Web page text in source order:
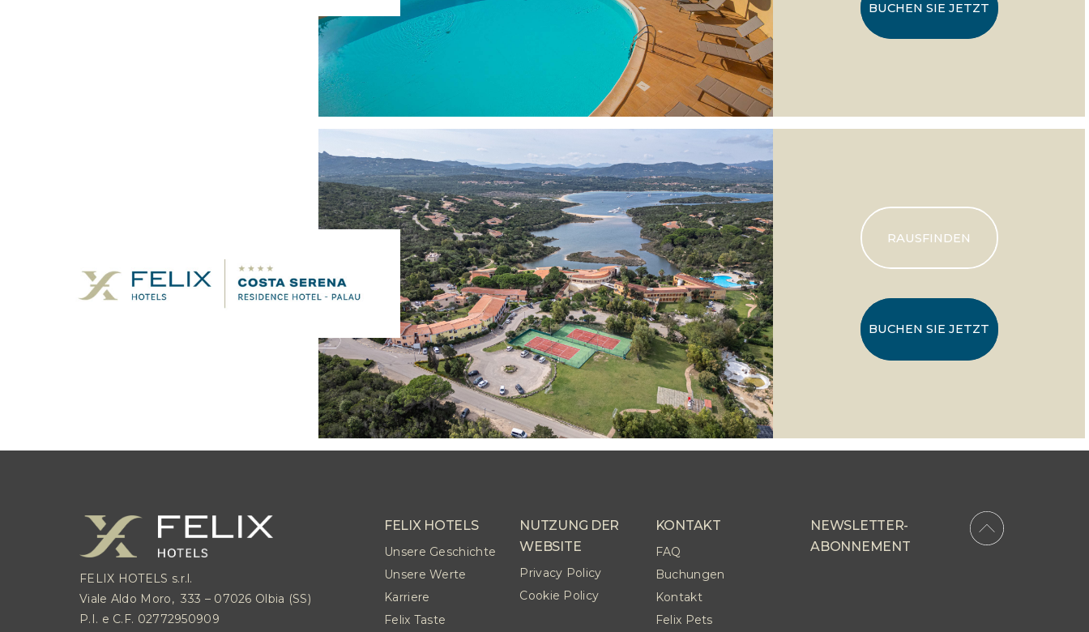
BUCHEN SIE JETZT
RAUSFINDEN
BUCHEN SIE JETZT
FELIX HOTELS s.r.l.
Viale Aldo Moro, 333 – 07026 Olbia (SS)
P.I. e C.F. 02772950909
FELIX HOTELS
Unsere Geschichte
Unsere Werte
Karriere
Felix Taste
NUTZUNG DER
WEBSITE
Privacy Policy
Cookie Policy
KONTAKT
FAQ
Buchungen
Kontakt
Felix Pets
NEWSLETTER-
ABONNEMENT